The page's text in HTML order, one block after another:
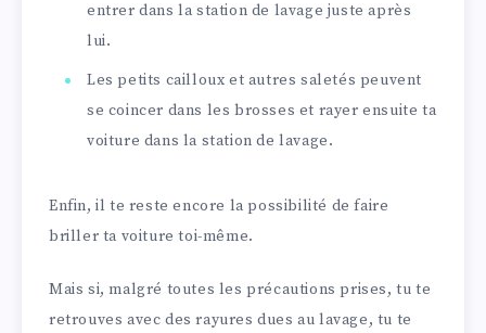
entrer dans la station de lavage juste après
lui.
Les petits cailloux et autres saletés peuvent
se coincer dans les brosses et rayer ensuite ta
voiture dans la station de lavage.
Enfin, il te reste encore la possibilité de faire
briller ta voiture toi-même.
Mais si, malgré toutes les précautions prises, tu te
retrouves avec des rayures dues au lavage, tu te